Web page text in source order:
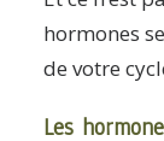
hormones
de votre
Les